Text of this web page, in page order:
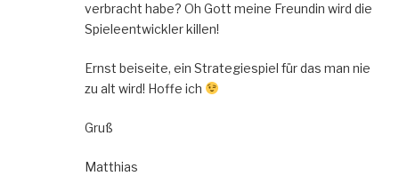
verbracht habe? Oh Gott meine Freundin wird die
Spieleentwickler killen!
Ernst beiseite, ein Strategiespiel für das man nie
zu alt wird! Hoffe ich
Gruß
Matthias